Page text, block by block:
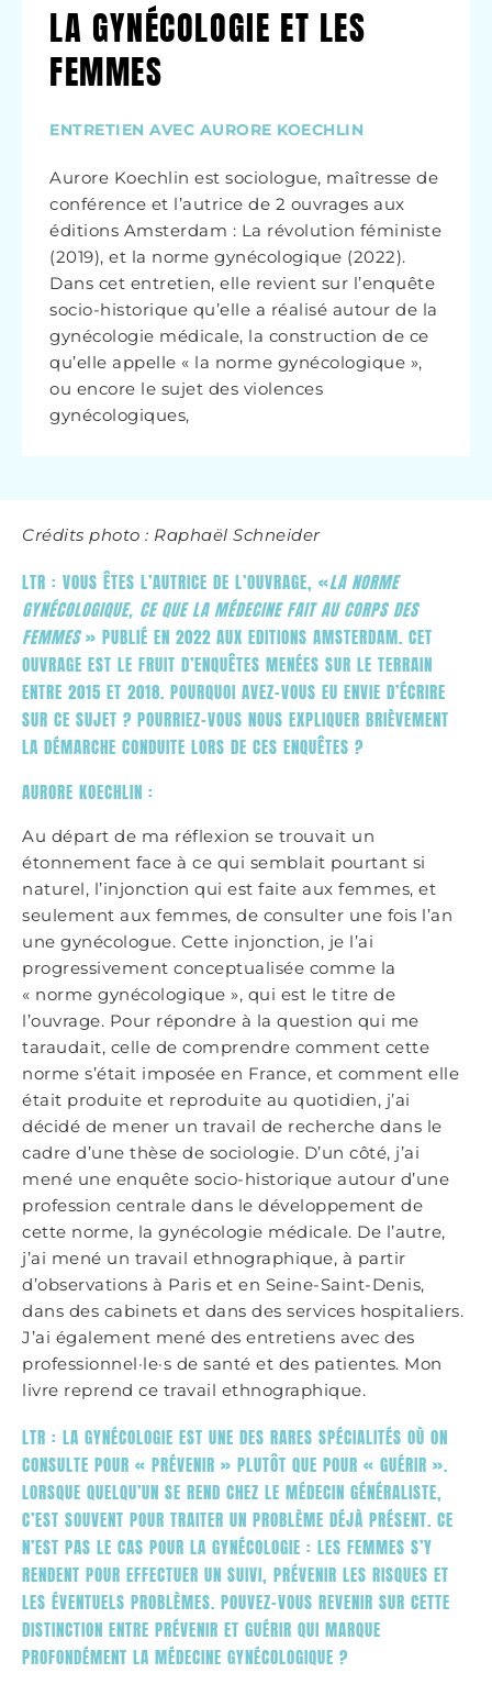
LA GYNÉCOLOGIE ET LES
FEMMES
ENTRETIEN AVEC AURORE KOECHLIN
Aurore Koechlin est sociologue, maîtresse de
conférence et l’autrice de 2 ouvrages aux
éditions Amsterdam : La révolution féministe
(2019), et la norme gynécologique (2022).
Dans cet entretien, elle revient sur l’enquête
socio-historique qu’elle a réalisé autour de la
gynécologie médicale, la construction de ce
qu’elle appelle « la norme gynécologique »,
ou encore le sujet des violences
gynécologiques,
Crédits photo : Raphaël Schneider
LTR : VOUS ÊTES L’AUTRICE DE L’OUVRAGE, «LA NORME
GYNÉCOLOGIQUE, CE QUE LA MÉDECINE FAIT AU CORPS DES
FEMMES» PUBLIÉ EN 2022 AUX EDITIONS AMSTERDAM. CET
OUVRAGE EST LE FRUIT D’ENQUÊTES MENÉES SUR LE TERRAIN
ENTRE 2015 ET 2018. POURQUOI AVEZ-VOUS EU ENVIE D’ÉCRIRE
SUR CE SUJET ? POURRIEZ-VOUS NOUS EXPLIQUER BRIÈVEMENT
LA DÉMARCHE CONDUITE LORS DE CES ENQUÊTES ?
AURORE KOECHLIN :
Au départ de ma réflexion se trouvait un
étonnement face à ce qui semblait pourtant si
naturel, l’injonction qui est faite aux femmes, et
seulement aux femmes, de consulter une fois l’an
une gynécologue. Cette injonction, je l’ai
progressivement conceptualisée comme la
« norme gynécologique », qui est le titre de
l’ouvrage. Pour répondre à la question qui me
taraudait, celle de comprendre comment cette
norme s’était imposée en France, et comment elle
était produite et reproduite au quotidien, j’ai
décidé de mener un travail de recherche dans le
cadre d’une thèse de sociologie. D’un côté, j’ai
mené une enquête socio-historique autour d’une
profession centrale dans le développement de
cette norme, la gynécologie médicale. De l’autre,
j’ai mené un travail ethnographique, à partir
d’observations à Paris et en Seine-Saint-Denis,
dans des cabinets et dans des services hospitaliers.
J’ai également mené des entretiens avec des
professionnel·le·s de santé et des patientes. Mon
livre reprend ce travail ethnographique.
LTR : LA GYNÉCOLOGIE EST UNE DES RARES SPÉCIALITÉS OÙ ON
CONSULTE POUR « PRÉVENIR » PLUTÔT QUE POUR « GUÉRIR ».
LORSQUE QUELQU’UN SE REND CHEZ LE MÉDECIN GÉNÉRALISTE,
C’EST SOUVENT POUR TRAITER UN PROBLÈME DÉJÀ PRÉSENT. CE
N’EST PAS LE CAS POUR LA GYNÉCOLOGIE : LES FEMMES S’Y
RENDENT POUR EFFECTUER UN SUIVI, PRÉVENIR LES RISQUES ET
LES ÉVENTUELS PROBLÈMES. POUVEZ-VOUS REVENIR SUR CETTE
DISTINCTION ENTRE PRÉVENIR ET GUÉRIR QUI MARQUE
PROFONDÉMENT LA MÉDECINE GYNÉCOLOGIQUE ?